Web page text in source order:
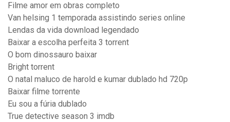
Filme amor em obras completo
Van helsing 1 temporada assistindo series online
Lendas da vida download legendado
Baixar a escolha perfeita 3 torrent
O bom dinossauro baixar
Bright torrent
O natal maluco de harold e kumar dublado hd 720p
Baixar filme torrente
Eu sou a fúria dublado
True detective season 3 imdb